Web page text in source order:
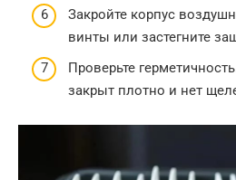
Закройте корпус
винты или застегните
Проверьте
закрыт плотно и нет